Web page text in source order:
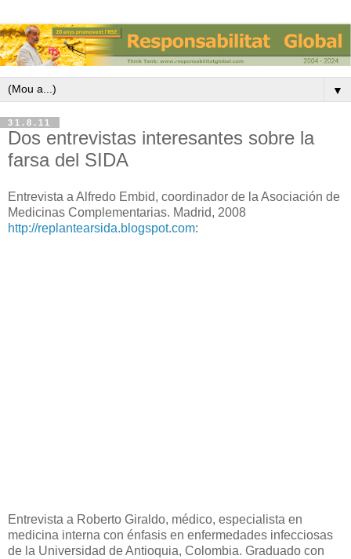
▼
31.8.11
Dos entrevistas interesantes sobre la
farsa del SIDA
Entrevista a Alfredo Embid, coordinador de la Asociación de
Medicinas Complementarias. Madrid, 2008
http://replantearsida.blogspot.com:
Entrevista a Roberto Giraldo, médico, especialista en
medicina interna con énfasis en enfermedades infecciosas
de la Universidad de Antioquia, Colombia. Graduado con